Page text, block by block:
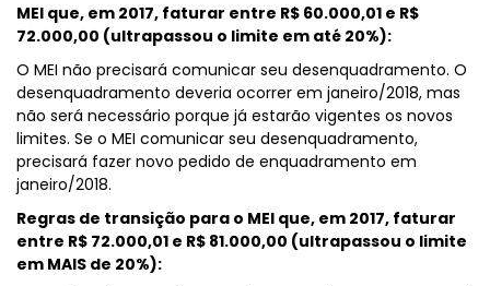
MEI que, em 2017, faturar entre R$ 60.000,01 e R$
72.000,00 (ultrapassou o limite em até 20%):
O MEI não precisará comunicar seu desenquadramento. O
desenquadramento deveria ocorrer em janeiro/2018, mas
não será necessário porque já estarão vigentes os novos
limites. Se o MEI comunicar seu desenquadramento,
precisará fazer novo pedido de enquadramento em
janeiro/2018.
Regras de transição para o MEI que, em 2017, faturar
entre R$ 72.000,01 e R$ 81.000,00 (ultrapassou o limite
em MAIS de 20%):